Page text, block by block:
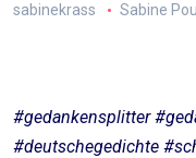
sabinekrass Sabine
#gedankensplitter
#deutschegedichte